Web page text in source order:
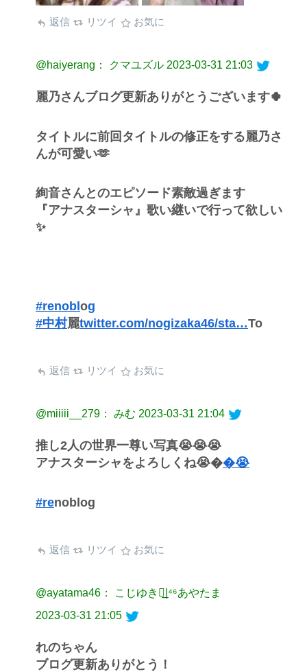
返信 リツイ お気に
@haiyerang： クマユズル 2023-03-31 21:03
麗乃さんブログ更新ありがとうございます🍀
タイトルに前回タイトルの修正をする麗乃さ
んが可愛い🫶
絢音さんとのエピソード素敵過ぎます
『アナスターシャ』歌い継いで行って欲しい
✨
#renoblog
#中村麗twitter.com/nogizaka46/sta…To
返信 リツイ お気に
@miiiii__279： みむ 2023-03-31 21:04
推し2人の世界一尊い写真😭😭😭
アナスターシャをよろしくね😭��😭
#renoblog
返信 リツイ お気に
@ayatama46： こじゆき◢͟|⁴⁶あやたま
2023-03-31 21:05
れのちゃん
ブログ更新ありがとう！